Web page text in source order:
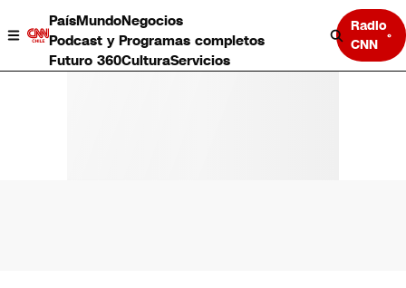
PaísMundoNegocios
Podcast y Programas completos
Futuro 360CulturaServicios
Radio
CNN